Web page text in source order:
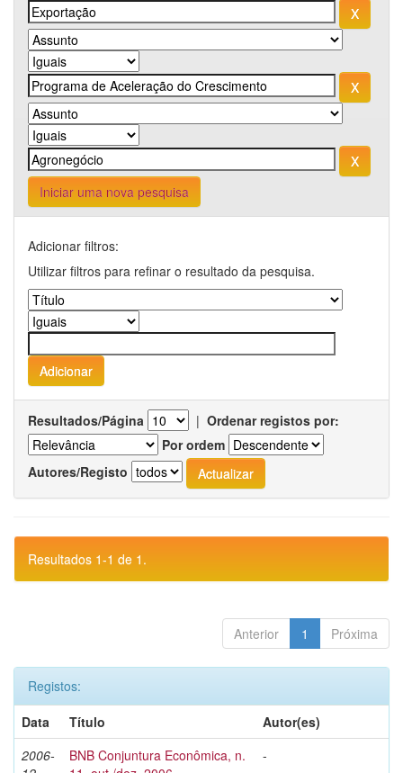
Iniciar uma nova pesquisa
Adicionar filtros:
Utilizar filtros para refinar o resultado da pesquisa.
Resultados/Página | Ordenar registos por:
Por ordem
Autores/Registo
Resultados 1-1 de 1.
Anterior 1 Próxima
Registos:
Data
Título
Autor(es)
2006-
BNB Conjuntura Econômica, n.
-